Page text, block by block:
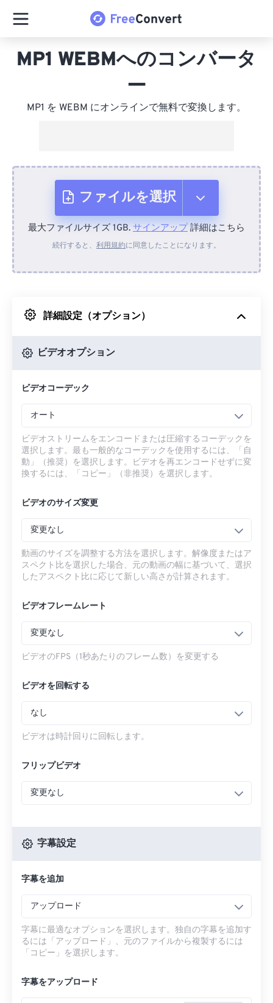
MP1 WEBMへのコンバータ
ー
MP1 を WEBM にオンラインで無料で変換します。
ファイルを選択
デバイスから
Googleドライブから
最大ファイルサイズ 1GB. サインアップ詳細はこちら
続行すると、 利用規約に同意したことになります。
詳細設定（オプション）
ビデオオプション
ビデオコーデック
オート
ビデオストリームをエンコードまたは圧縮するコーデックを
選択します。最も一般的なコーデックを使用するには、「自
動」（推奨）を選択します。ビデオを再エンコードせずに変
換するには、「コピー」（非推奨）を選択します。
ビデオのサイズ変更
変更なし
動画のサイズを調整する方法を選択します。解像度またはア
スペクト比を選択した場合、元の動画の幅に基づいて、選択
したアスペクト比に応じて新しい高さが計算されます。
ビデオフレームレート
変更なし
ビデオのFPS（1秒あたりのフレーム数）を変更する
ビデオを回転する
なし
ビデオは時計回りに回転します。
フリップビデオ
変更なし
字幕設定
字幕を追加
アップロード
字幕に最適なオプションを選択します。独自の字幕を追加す
るには「アップロード」、元のファイルから複製するには
「コピー」を選択します。
字幕をアップロード